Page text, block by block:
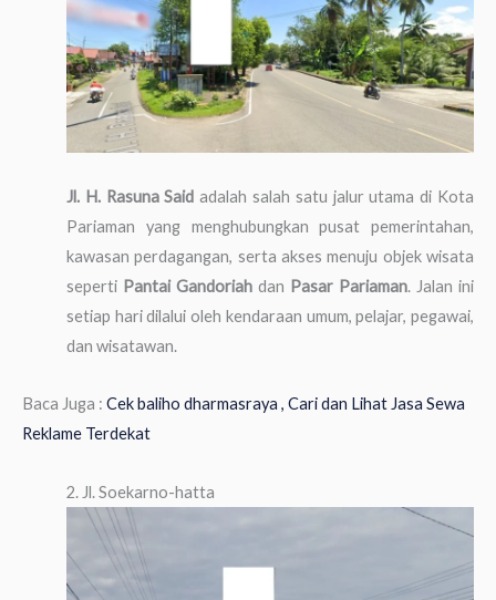
Jl. H. Rasuna Said adalah salah satu jalur utama di Kota
Pariaman yang menghubungkan pusat pemerintahan,
kawasan perdagangan, serta akses menuju objek wisata
seperti Pantai Gandoriah dan Pasar Pariaman. Jalan ini
setiap hari dilalui oleh kendaraan umum, pelajar, pegawai,
dan wisatawan.
Baca Juga : Cek baliho dharmasraya , Cari dan Lihat Jasa Sewa
Reklame Terdekat
2. Jl. Soekarno-hatta